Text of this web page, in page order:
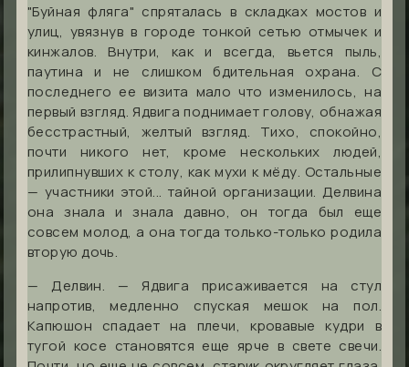
"Буйная фляга" спряталась в складках мостов и
улиц, увязнув в городе тонкой сетью отмычек и
кинжалов. Внутри, как и всегда, вьется пыль,
паутина и не слишком бдительная охрана. С
последнего ее визита мало что изменилось, на
первый взгляд. Ядвига поднимает голову, обнажая
бесстрастный, желтый взгляд. Тихо, спокойно,
почти никого нет, кроме нескольких людей,
прилипнувших к столу, как мухи к мёду. Остальные
— участники этой... тайной организации. Делвина
она знала и знала давно, он тогда был еще
совсем молод, а она тогда только-только родила
вторую дочь.
— Делвин. — Ядвига присаживается на стул
напротив, медленно спуская мешок на пол.
Капюшон спадает на плечи, кровавые кудри в
тугой косе становятся еще ярче в свете свечи.